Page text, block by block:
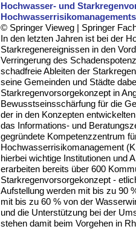
Hochwasser- und
© Springer Vieweg | Springer
In den letzten Jahren ist bei der
Starkregenereignissen in den
Verringerung des
schadfreie Ableiten der
seine Gemeinden und Städte
Starkregenvorsorgekonzept in
Bewusstseinsschärfung für die
der in den Konzepten
das Informations- und
gegründete Kompetenzzentrum
Hochwasserrisikomanagement
hierbei wichtige Institutionen und
erarbeiten bereits über 600
Starkregenvorsorgekonzept -
Aufstellung werden mit bis zu 90
mit bis zu 60 % von der
und die Unterstützung bei der
stehen damit beim Vorgehen in